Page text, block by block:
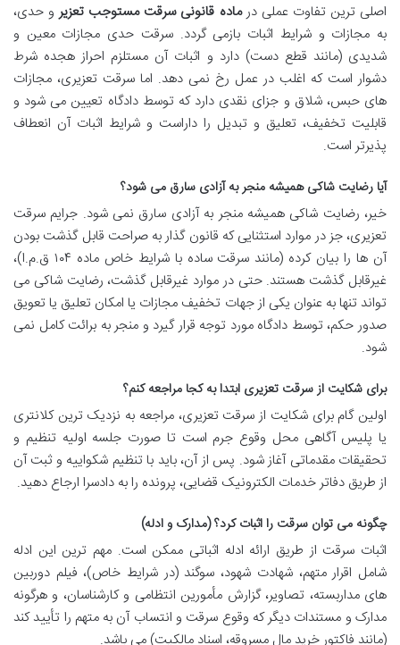
اصلی ترین تفاوت عملی درماده قانونی سرقت مستوجب تعزیرو حدی،
به مجازات و شرایط اثبات بازمی گردد. سرقت حدی مجازات معین و
شدیدی (مانند قطع دست) دارد و اثبات آن مستلزم احراز هجده شرط
دشوار است که اغلب در عمل رخ نمی دهد. اما سرقت تعزیری، مجازات
های حبس، شلاق و جزای نقدی دارد که توسط دادگاه تعیین می شود و
قابلیت تخفیف، تعلیق و تبدیل را داراست و شرایط اثبات آن انعطاف
پذیرتر است.
آیا رضایت شاکی همیشه منجر به آزادی سارق می شود؟
خیر، رضایت شاکی همیشه منجر به آزادی سارق نمی شود. جرایم سرقت
تعزیری، جز در موارد استثنایی که قانون گذار به صراحت قابل گذشت بودن
آن ها را بیان کرده (مانند سرقت ساده با شرایط خاص ماده ۱۰۴ ق.م.ا)،
غیرقابل گذشت هستند. حتی در موارد غیرقابل گذشت، رضایت شاکی می
تواند تنها به عنوان یکی از جهات تخفیف مجازات یا امکان تعلیق یا تعویق
صدور حکم، توسط دادگاه مورد توجه قرار گیرد و منجر به برائت کامل نمی
شود.
برای شکایت از سرقت تعزیری ابتدا به کجا مراجعه کنم؟
اولین گام برای شکایت از سرقت تعزیری، مراجعه به نزدیک ترین کلانتری
یا پلیس آگاهی محل وقوع جرم است تا صورت جلسه اولیه تنظیم و
تحقیقات مقدماتی آغاز شود. پس از آن، باید با تنظیم شکواییه و ثبت آن
از طریق دفاتر خدمات الکترونیک قضایی، پرونده را به دادسرا ارجاع دهید.
چگونه می توان سرقت را اثبات کرد؟ (مدارک و ادله)
اثبات سرقت از طریق ارائه ادله اثباتی ممکن است. مهم ترین این ادله
شامل اقرار متهم، شهادت شهود، سوگند (در شرایط خاص)، فیلم دوربین
های مداربسته، تصاویر، گزارش مأمورین انتظامی و کارشناسان، و هرگونه
مدارک و مستندات دیگر که وقوع سرقت و انتساب آن به متهم را تأیید کند
(مانند فاکتور خرید مال مسروقه، اسناد مالکیت) می باشد.